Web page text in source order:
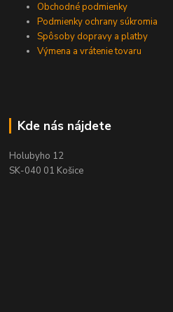
Obchodné podmienky
Podmienky ochrany súkromia
Spôsoby dopravy a platby
Výmena a vrátenie tovaru
Kde nás nájdete
Holubyho 12
SK-040 01 Košice